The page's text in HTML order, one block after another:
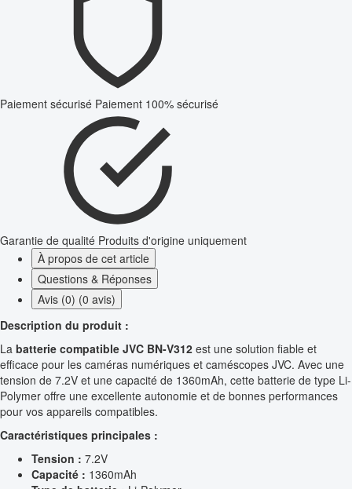
Paiement sécurisé Paiement 100% sécurisé
Garantie de qualité Produits d'origine uniquement
À propos de cet article
Questions & Réponses
Avis (0) (0 avis)
Description du produit :
La batterie compatible JVC BN-V312 est une solution fiable et
efficace pour les caméras numériques et caméscopes JVC. Avec une
tension de 7.2V et une capacité de 1360mAh, cette batterie de type Li-
Polymer offre une excellente autonomie et de bonnes performances
pour vos appareils compatibles.
Caractéristiques principales :
Tension : 7.2V
Capacité : 1360mAh